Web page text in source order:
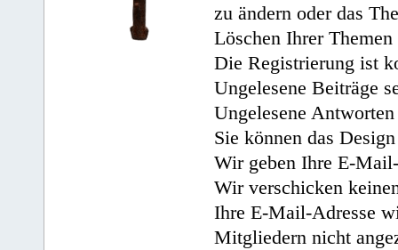
zu ändern oder das
Löschen Ihrer
Die Registrierung ist
Ungelesene Beiträge
Ungelesene
Sie können das
Wir geben Ihre E-
Wir verschicken
Ihre E-Mail-Adresse
Mitgliedern nicht